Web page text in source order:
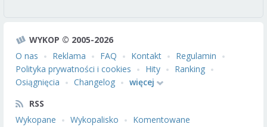
WYKOP © 2005-2026
O nas
Reklama FAQ Kontakt
Regulamin
Polityka prywatności i cookies
Hity
Ranking
Osiągnięcia
Changelog
więcej
RSS
Wykopane
Wykopalisko
Komentowane